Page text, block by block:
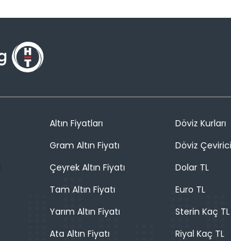
Altın Fiyatları
Gram Altın Fiyatı
Çeyrek Altın Fiyatı
Tam Altın Fiyatı
Yarım Altın Fiyatı
Ata Altın Fiyatı
Döviz Kurları
Döviz Çevirici
Dolar TL
Euro TL
Sterin Kaç TL
Riyal Kaç TL